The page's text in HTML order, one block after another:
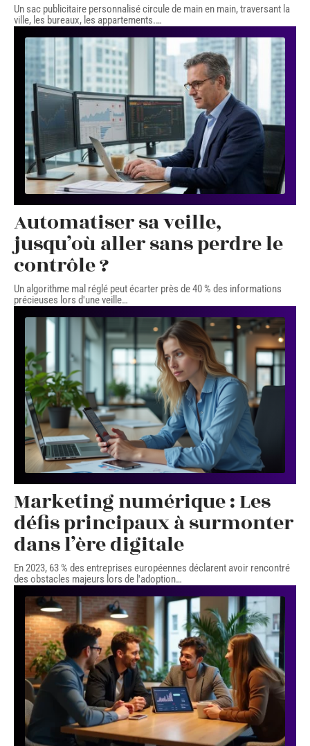
Un sac publicitaire personnalisé circule de main en main, traversant la
ville, les bureaux, les appartements.…
Automatiser sa veille,
jusqu’où aller sans perdre le
contrôle ?
Un algorithme mal réglé peut écarter près de 40 % des informations
précieuses lors d'une veille…
Marketing numérique : Les
défis principaux à surmonter
dans l’ère digitale
En 2023, 63 % des entreprises européennes déclarent avoir rencontré
des obstacles majeurs lors de l'adoption…